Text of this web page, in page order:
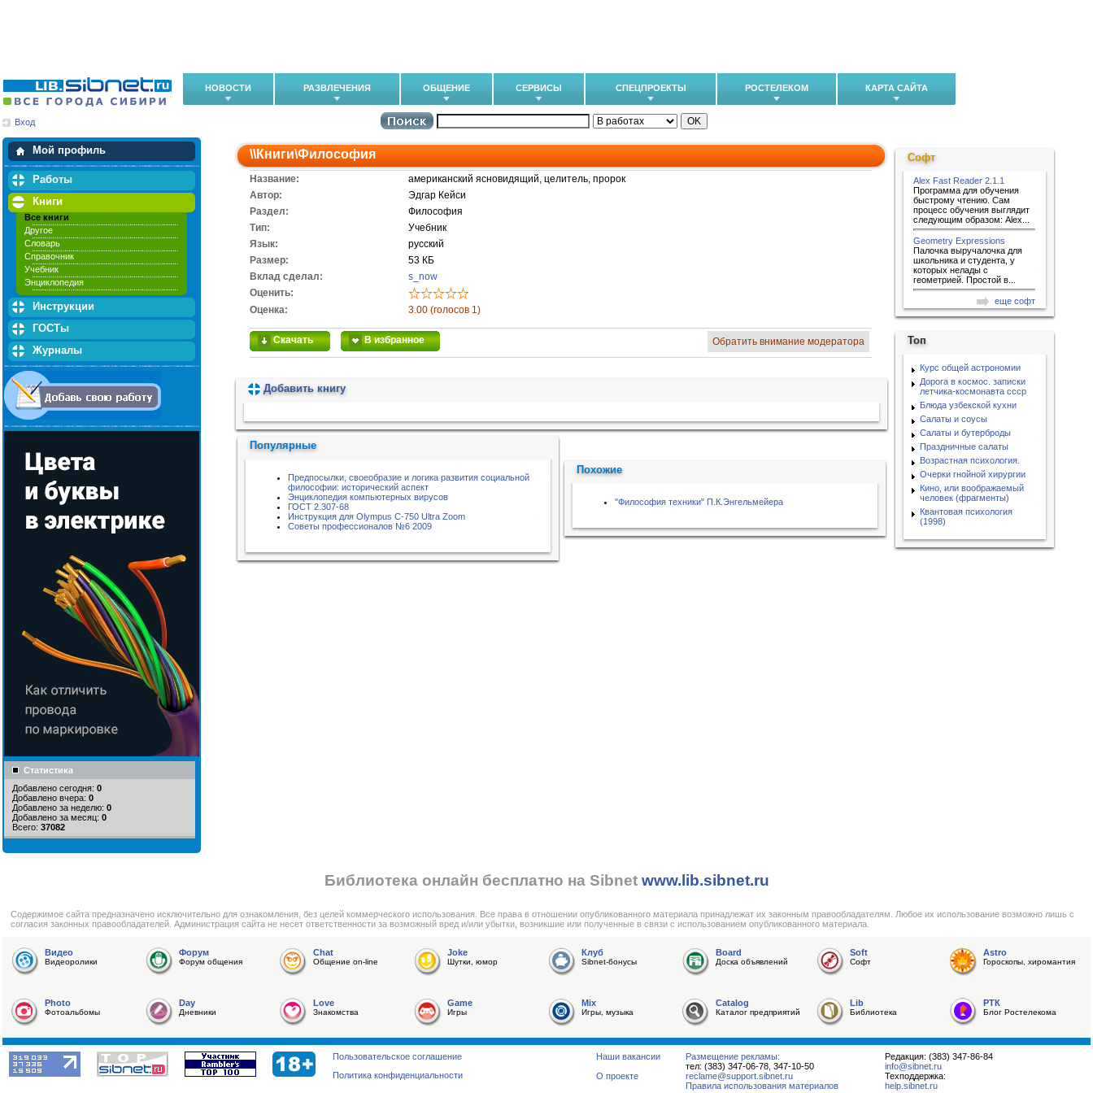
НОВОСТИ РАЗВЛЕЧЕНИЯ ОБЩЕНИЕ СЕРВИСЫ СПЕЦПРОЕКТЫ РОСТЕЛЕКОМ КАРТА САЙТА
Вход
Мой профиль
Мои закладки
Работы
Книги
Все книги
Другое
Словарь
Справочник
Учебник
Энциклопедия
Инструкции
ГОСТы
Журналы
Статистика
Добавлено сегодня: 0
Добавлено вчера: 0
Добавлено за неделю: 0
Добавлено за месяц: 0
Всего: 37082
\\Книги\Философия
Название:
американский ясновидящий, целитель, пророк
Автор:
Эдгар Кейси
Раздел:
Философия
Тип:
Учебник
Язык:
русский
Размер:
53 КБ
Вклад сделал:
s_now
Оценить:
Оценка:
3.00 (голосов 1)
Скачать В избранное Обратить внимание модератора
Добавить книгу
Популярные
Предпосылки, своеобразие и логика развития социальной
философии: исторический аспект
Энциклопедия компьютерных вирусов
ГОСТ 2.307-68
Инструкция для Olympus C-750 Ultra Zoom
Советы профессионалов №6 2009
Похожие
"Философия техники" П.К.Энгельмейера
Софт
Alex Fast Reader 2.1.1
Программа для обучения
быстрому чтению. Сам
процесс обучения выглядит
следующим образом: Alex...
Geometry Expressions
Палочка выручалочка для
школьника и студента, у
которых нелады с
геометрией. Простой в...
еще софт
Топ
Курс общей астрономии
Дорога в космос. записки
летчика-космонавта ссср
Блюда узбекской кухни
Салаты и соусы
Салаты и бутерброды
Праздничные салаты
Возрастная психология.
Очерки гнойной хирургии
Кино, или воображаемый
человек (фрагменты)
Квантовая психология
(1998)
Библиотека онлайн бесплатно на Sibnet www.lib.sibnet.ru
Cодержимое сайта предназначено исключительно для ознакомления, без целей коммерческого использования. Все права в отношении опубликованного материала принадлежат их законным правообладателям. Любое их использование возможно лишь с
согласия законных правообладателей. Администрация сайта не несет ответственности за возможный вред и/или убытки, возникшие или полученные в связи с использованием опубликованного материала.
Видео
Видеоролики
Форум
Форум общения
Chat
Общение on-line
Joke
Шутки, юмор
Клуб
Sibnet-бонусы
Board
Доска объявлений
Soft
Софт
Astro
Гороскопы, хиромантия
Photo
Фотоальбомы
Day
Дневники
Love
Знакомства
Game
Игры
Mix
Игры, музыка
Catalog
Каталог предприятий
Lib
Библиотека
РТК
Блог Ростелекома
Редакция: (383) 347-86-84
info@sibnet.ru
Техподдержка:
help.sibnet.ru
Размещение рекламы:
тел: (383) 347-06-78, 347-10-50
reclame@support.sibnet.ru
Правила использования материалов
Наши вакансии
О проекте
Пользовательское соглашение
Политика конфиденциальности